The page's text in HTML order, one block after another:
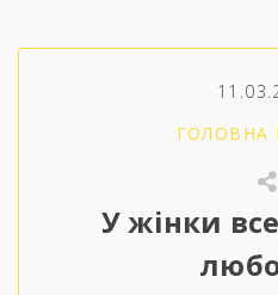
ГОЛОВНА
У жінки